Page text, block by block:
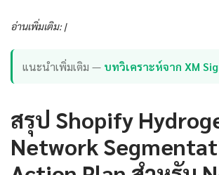
อ่านเพิ่มเติม: |
แนะนำเพิ่มเติม — บทวิเคราะห์จาก XM
สรุป Shopify
Network